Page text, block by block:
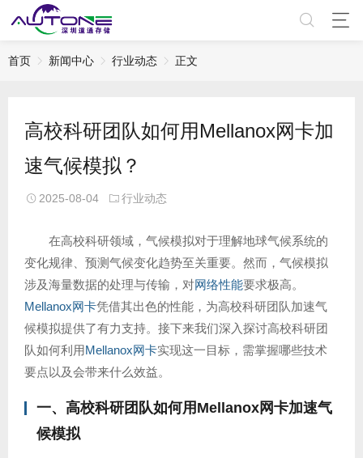
首页 新闻中心 行业动态 正文
高校科研团队如何用Mellanox网卡加
速气候模拟？
2025-08-04 行业动态
在高校科研领域，气候模拟对于理解地球气候系统的
变化规律、预测气候变化趋势至关重要。然而，气候模拟
涉及海量数据的处理与传输，对网络性能要求极高。
Mellanox网卡凭借其出色的性能，为高校科研团队加速气
候模拟提供了有力支持。接下来我们深入探讨高校科研团
队如何利用Mellanox网卡实现这一目标，需掌握哪些技术
要点以及会带来什么效益。
一、高校科研团队如何用Mellanox网卡加速气
候模拟